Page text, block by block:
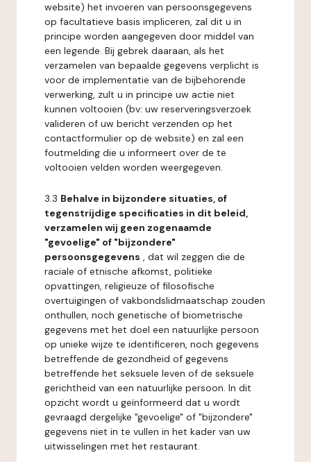
website) het invoeren van persoonsgegevens
op facultatieve basis impliceren, zal dit u in
principe worden aangegeven door middel van
een legende. Bij gebrek daaraan, als het
verzamelen van bepaalde gegevens verplicht is
voor de implementatie van de bijbehorende
verwerking, zult u in principe uw actie niet
kunnen voltooien (bv: uw reserveringsverzoek
valideren of uw bericht verzenden op het
contactformulier op de website) en zal een
foutmelding die u informeert over de te
voltooien velden worden weergegeven.
3.3 Behalve in bijzondere situaties, of
tegenstrijdige specificaties in dit beleid,
verzamelen wij geen zogenaamde
"gevoelige" of "bijzondere"
persoonsgegevens , dat wil zeggen die de
raciale of etnische afkomst, politieke
opvattingen, religieuze of filosofische
overtuigingen of vakbondslidmaatschap zouden
onthullen, noch genetische of biometrische
gegevens met het doel een natuurlijke persoon
op unieke wijze te identificeren, noch gegevens
betreffende de gezondheid of gegevens
betreffende het seksuele leven of de seksuele
gerichtheid van een natuurlijke persoon. In dit
opzicht wordt u geïnformeerd dat u wordt
gevraagd dergelijke "gevoelige" of "bijzondere"
gegevens niet in te vullen in het kader van uw
uitwisselingen met het restaurant.